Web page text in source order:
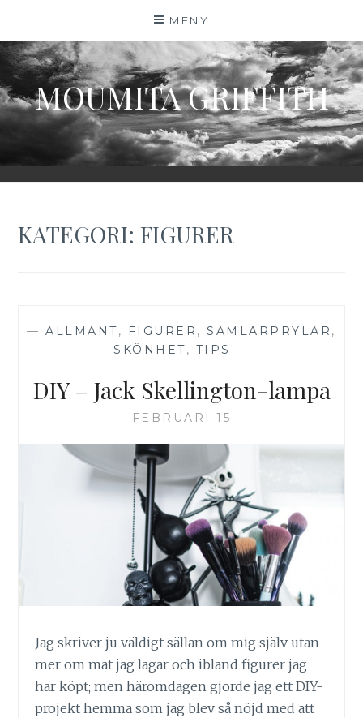
innehåll
MENY
MOUMITA GRIFFITH
KATEGORI:FIGURER
—ALLMÄNT, FIGURER ,SAMLARPRYLAR ,
SKÖNHET, TIPS —
DIY – Jack Skellington-lampa
FEBRUARI 15
Jag skriver ju väldigt sällan om mig själv utan
mer om mat jag lagar och ibland figurer jag
har köpt; men häromdagen gjorde jag ett DIY-
projekt hemma som jag blev så nöjd med att